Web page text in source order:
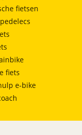
fietsen
fiets
e-bike